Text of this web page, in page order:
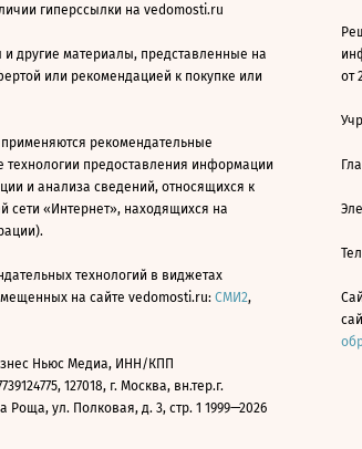
гиперссылки на vedomosti.ru
и другие материалы, представленные на
или рекомендацией к покупке или
рекомендательные
предоставления информации
и анализа сведений, относящихся к
сети «Интернет», находящихся на
технологий в виджетах
на сайте vedomosti.ru: СМИ2,
Ньюс Медиа, ИНН/КПП
127018, г. Москва, вн.тер.г.
ул. Полковая, д. 3, стр. 1 1999—2026
от